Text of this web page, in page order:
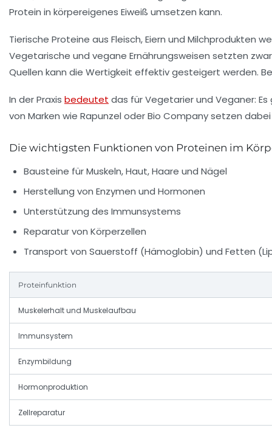
Protein in körpereigenes Eiweiß umsetzen kann.
Tierische Proteine aus Fleisch, Eiern und
Vegetarische und vegane Ernährungsweisen setzten
Quellen kann die Wertigkeit effektiv gesteigert werden.
In der Praxis bedeutet das für Vegetarier und Veganer:
von Marken wie Rapunzel oder Bio Company setzen
Die wichtigsten Funktionen von Proteinen im
Bausteine für Muskeln, Haut, Haare und Nägel
Herstellung von Enzymen und Hormonen
Unterstützung des Immunsystems
Reparatur von Körperzellen
Transport von Sauerstoff (Hämoglobin) und Fetten
Proteinfunktion
Muskelerhalt und Muskelaufbau
Immunsystem
Enzymbildung
Hormonproduktion
Zellreparatur